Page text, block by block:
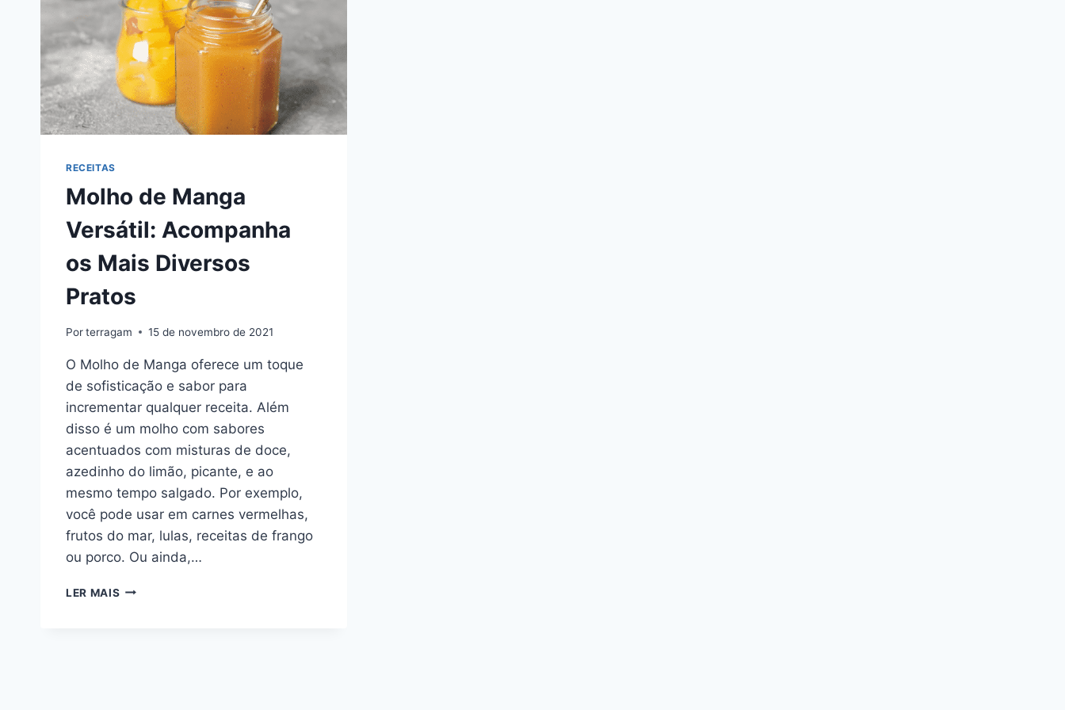
RECEITAS
Molho de Manga
Versátil: Acompanha
os Mais Diversos
Pratos
Porterragam 15 de novembro de 2021
O Molho de Manga oferece um toque
de sofisticação e sabor para
incrementar qualquer receita. Além
disso é um molho com sabores
acentuados com misturas de doce,
azedinho do limão, picante, e ao
mesmo tempo salgado. Por exemplo,
você pode usar em carnes vermelhas,
frutos do mar, lulas, receitas de frango
ou porco. Ou ainda,…
LER MAIS MOLHO